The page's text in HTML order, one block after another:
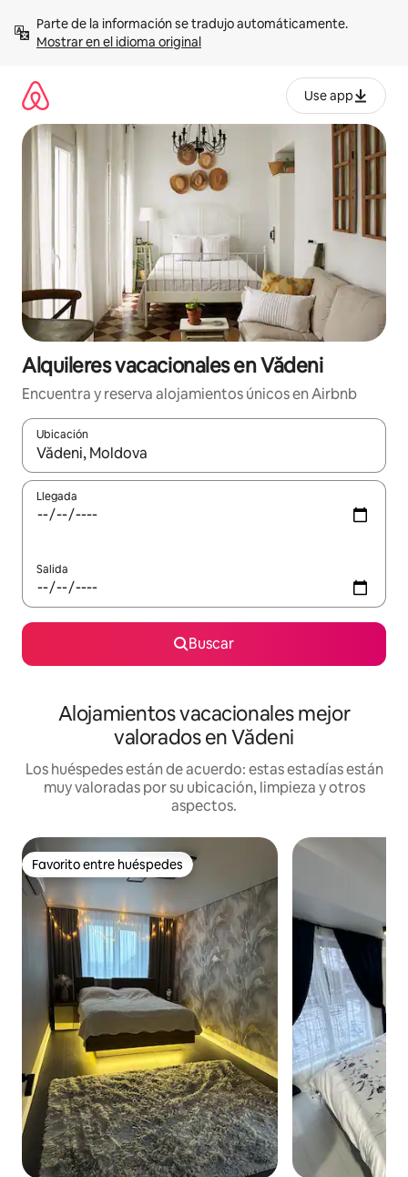
contenidoMostrar en el idioma original
Use app
Alquileres vacacionales en Vădeni
Encuentra y reserva alojamientos únicos en Airbnb
Ubicación
Cuando los resultados estén disponibles, navega con las
Llegada
Salida
Buscar
Alojamientos vacacionales mejor
valorados en Vădeni
Los huéspedes están de acuerdo: estas estadías están
muy valoradas por su ubicación, limpieza y otros
aspectos.
Favorito entre huéspedes
Favorito entre huéspedes